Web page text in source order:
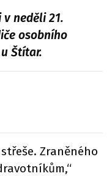
neděli 21.
osobního
Štítar.
Zraněného